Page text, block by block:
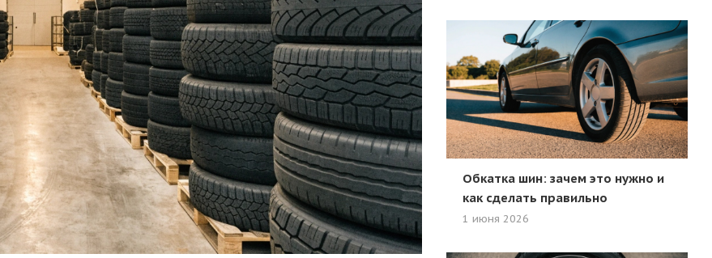
Обкатка шин: зачем это нужно и
как сделать правильно
1 июня 2026